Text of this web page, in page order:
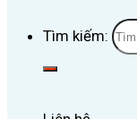
Tìm kiếm: